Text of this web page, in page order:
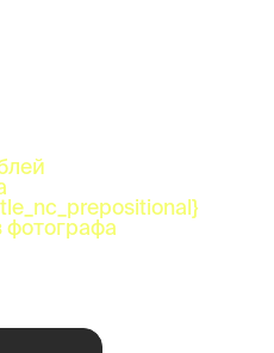
фотографа